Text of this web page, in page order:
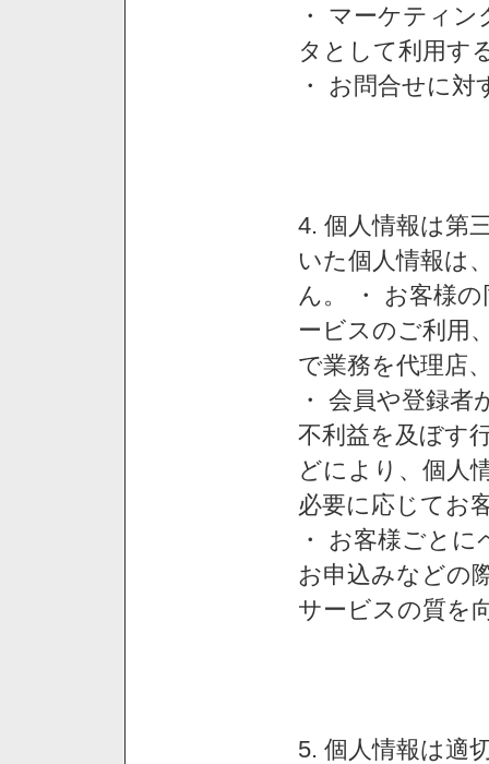
・ マーケティ
タとして利用す
・ お問合せに
4. 個人情報は第
いた個人情報は
ん。 ・ お客様
ービスのご利用
で業務を代理店
・ 会員や登録
不利益を及ぼす
どにより、個人
必要に応じてお
・ お客様ごと
お申込みなどの
サービスの質を
5. 個人情報は適